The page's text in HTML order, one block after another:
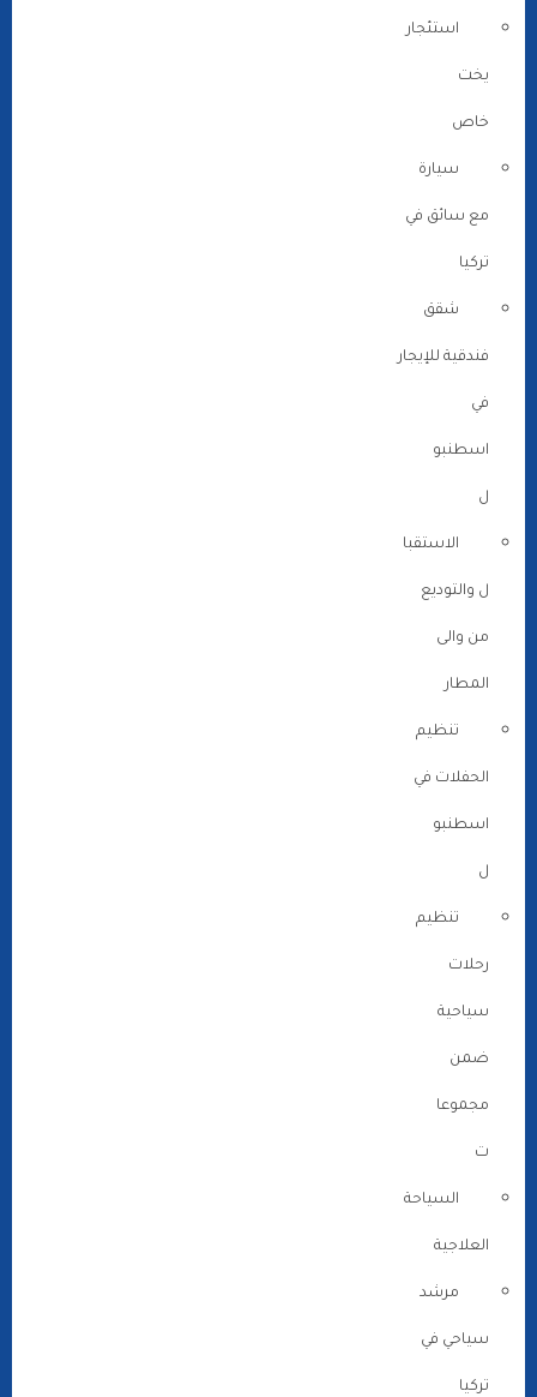
استئجار
يخت
خاص
سيارة
مع سائق في
تركيا
شقق
فندقية للإيجار
في
اسطنبو
ل
الاستقبا
ل والتوديع
من والى
المطار
تنظيم
الحفلات في
اسطنبو
ل
تنظيم
رحلات
سياحية
ضمن
مجموعا
ت
السياحة
العلاجية
مرشد
سياحي في
تركيا